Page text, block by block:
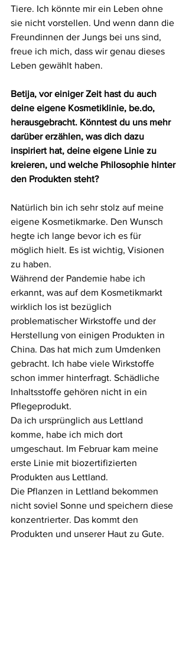
Tiere. Ich könnte mir ein Leben ohne
sie nicht vorstellen. Und wenn dann die
Freundinnen der Jungs bei uns sind,
freue ich mich, dass wir genau dieses
Leben gewählt haben.
Betija, vor einiger Zeit hast du auch
deine eigene Kosmetiklinie, be.do,
herausgebracht. Könntest du uns mehr
darüber erzählen, was dich dazu
inspiriert hat, deine eigene Linie zu
kreieren, und welche Philosophie hinter
den Produkten steht?
Natürlich bin ich sehr stolz auf meine
eigene Kosmetikmarke. Den Wunsch
hegte ich lange bevor ich es für
möglich hielt. Es ist wichtig, Visionen
zu haben.
Während der Pandemie habe ich
erkannt, was auf dem Kosmetikmarkt
wirklich los ist bezüglich
problematischer Wirkstoffe und der
Herstellung von einigen Produkten in
China. Das hat mich zum Umdenken
gebracht. Ich habe viele Wirkstoffe
schon immer hinterfragt. Schädliche
Inhaltsstoffe gehören nicht in ein
Pflegeprodukt.
Da ich ursprünglich aus Lettland
komme, habe ich mich dort
umgeschaut. Im Februar kam meine
erste Linie mit biozertifizierten
Produkten aus Lettland.
Die Pflanzen in Lettland bekommen
nicht soviel Sonne und speichern diese
konzentrierter. Das kommt den
Produkten und unserer Haut zu Gute.